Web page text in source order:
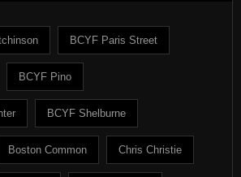
BCYF Paris Street
BCYF Pino
BCYF Shelburne
Boston Common Chris Christie